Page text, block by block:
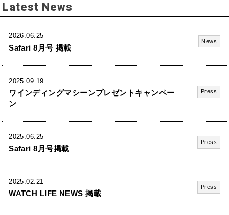
Latest News
2026.06.25
Safari 8月号 掲載
News
2025.09.19
ワインディングマシーンプレゼントキャンペー
ン
Press
2025.06.25
Safari 8月号掲載
Press
2025.02.21
WATCH LIFE NEWS 掲載
Press